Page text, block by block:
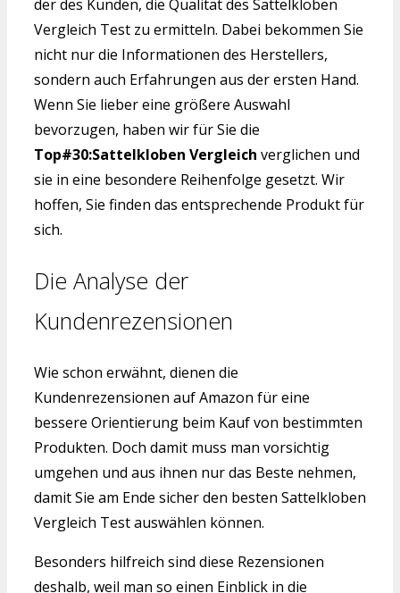
der des Kunden, die Qualität des Sattelkloben
Vergleich Test zu ermitteln. Dabei bekommen Sie
nicht nur die Informationen des Herstellers,
sondern auch Erfahrungen aus der ersten Hand.
Wenn Sie lieber eine größere Auswahl
bevorzugen, haben wir für Sie die
Top#30:Sattelkloben Vergleich verglichen und
sie in eine besondere Reihenfolge gesetzt. Wir
hoffen, Sie finden das entsprechende Produkt für
sich.
Die Analyse der
Kundenrezensionen
Wie schon erwähnt, dienen die
Kundenrezensionen auf Amazon für eine
bessere Orientierung beim Kauf von bestimmten
Produkten. Doch damit muss man vorsichtig
umgehen und aus ihnen nur das Beste nehmen,
damit Sie am Ende sicher den besten Sattelkloben
Vergleich Test auswählen können.
Besonders hilfreich sind diese Rezensionen
deshalb, weil man so einen Einblick in die